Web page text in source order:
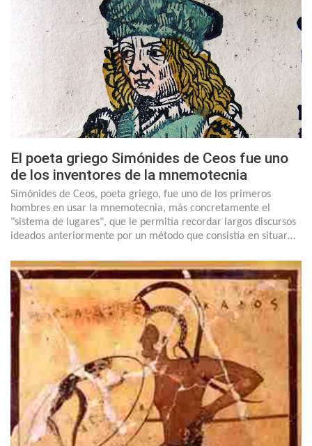
El poeta griego Simónides de Ceos fue uno
de los inventores de la mnemotecnia
Simónides de Ceos, poeta griego, fue uno de los primeros
hombres en usar la mnemotecnia, más concretamente el
"sistema de lugares", que le permitía recordar largos discursos
ideados anteriormente por un método que consistía en situar…